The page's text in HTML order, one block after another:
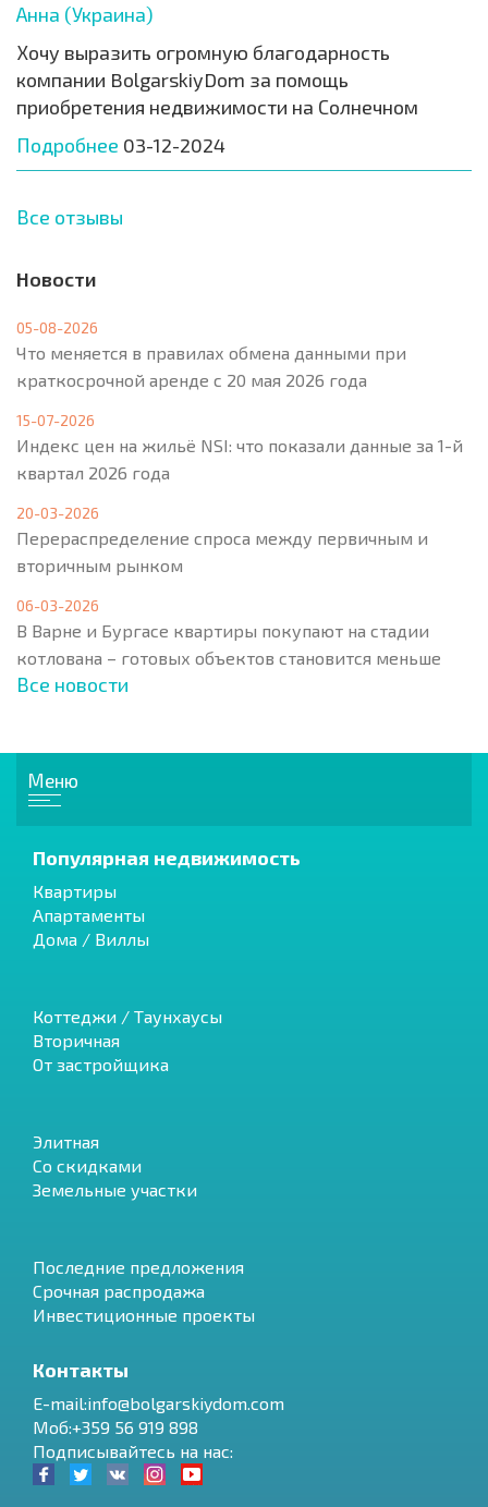
Анна (Украина)
Хочу выразить огромную благодарность
компании BolgarskiyDom за помощь
приобретения недвижимости на Солнечном
Подробнее 03-12-2024
Все отзывы
Новости
05-08-2026
Что меняется в правилах обмена данными при
краткосрочной аренде с 20 мая 2026 года
15-07-2026
Индекс цен на жильё NSI: что показали данные за 1-й
квартал 2026 года
20-03-2026
Перераспределение спроса между первичным и
вторичным рынком
06-03-2026
В Варне и Бургасе квартиры покупают на стадии
котлована – готовых объектов становится меньше
Все новости
Меню
Популярная недвижимость
Квартиры
Апартаменты
Дома / Виллы
Коттеджи / Таунхаусы
Вторичная
От застройщика
Элитная
Со скидками
Земельные участки
Последние предложения
Срочная распродажа
Инвестиционные проекты
Контакты
E-mail:info@bolgarskiydom.com
Моб:+359 56 919 898
Подписывайтесь на нас: